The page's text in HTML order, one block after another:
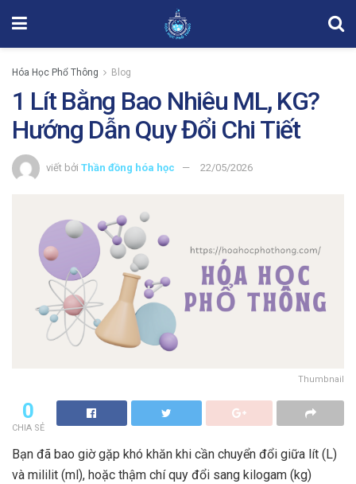
Hóa Học Phổ Thông Blog
1 Lít Bằng Bao Nhiêu ML, KG?
Hướng Dẫn Quy Đổi Chi Tiết
viết bởi Thần đồng hóa học 22/05/2026
Thumbnail
0
CHIA SẺ
Bạn đã bao giờ gặp khó khăn khi cần chuyển đổi giữa lít (L)
và mililit (ml), hoặc thậm chí quy đổi sang kilogam (kg)